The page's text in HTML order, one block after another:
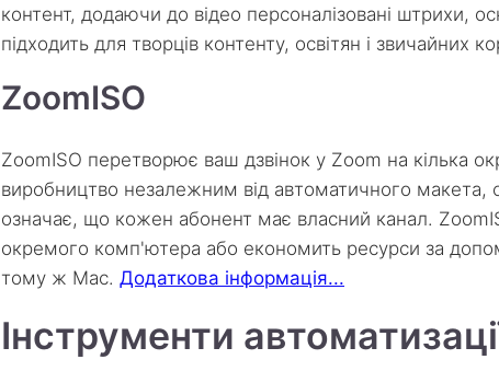
контент, додаючи до відео персоналізовані штрихи,
підходить для творців контенту, освітян і звичайних
ZoomISO
ZoomISO перетворює ваш дзвінок у Zoom на кілька
виробництво незалежним від автоматичного
означає, що кожен абонент має власний канал.
окремого комп'ютера або економить ресурси за
тому ж Mac. Додаткова інформація...
Інструменти